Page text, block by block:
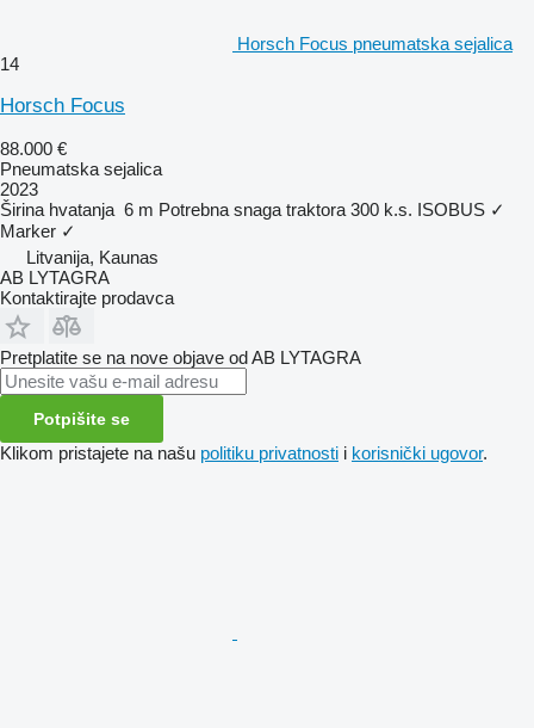
Horsch Focus pneumatska sejalica
14
Horsch Focus
88.000 €
Pneumatska sejalica
2023
Širina hvatanja 6 m Potrebna snaga traktora 300 k.s. ISOBUS ✓
Marker ✓
Litvanija, Kaunas
AB LYTAGRA
Kontaktirajte prodavca
Pretplatite se na nove objave od AB LYTAGRA
Potpišite se
Klikom pristajete na našu politiku privatnosti i korisnički ugovor.